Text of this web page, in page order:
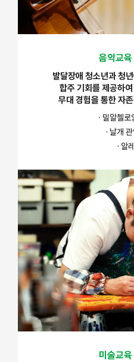
음악교
발달장애 청소년과 청
합주 기회를 제공하
무대 경험을 통한 자
· 밀알첼로
· 날개
· 알
미술교